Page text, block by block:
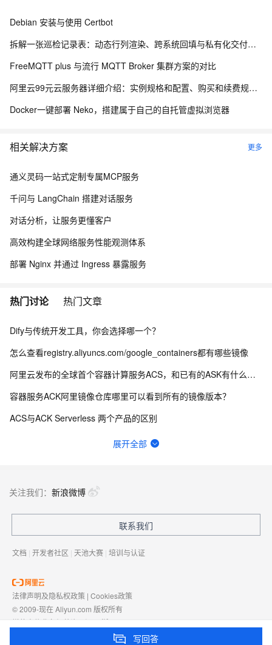
Debian 安装与使用 Certbot
拆解一张巡检记录表：动态行列渲染、跨系统回填与私有化交付的工程实践
FreeMQTT plus 与流行 MQTT Broker 集群方案的对比
阿里云99元云服务器详细介绍：实例规格和配置、购买和续费规则、适用场景解析
Docker一键部署 Neko，搭建属于自己的自托管虚拟浏览器
相关解决方案 更多
通义灵码一站式定制专属MCP服务
千问与 LangChain 搭建对话服务
对话分析，让服务更懂客户
高效构建全球网络服务性能观测体系
部署 Nginx 并通过 Ingress 暴露服务
热门讨论 热门文章
Dify与传统开发工具，你会选择哪一个？
怎么查看registry.aliyuncs.com/google_containers都有哪些镜像
阿里云发布的全球首个容器计算服务ACS，和已有的ASK有什么区别
容器服务ACK阿里镜像仓库哪里可以看到所有的镜像版本？
ACS与ACK Serverless 两个产品的区别
registry.aliyuncs.com/google_containers这个镜像仓库都有啥镜像
什么是aks，具体内容是什么？
展开全部
写回答
关注我们： 新浪微博
联系我们
文档 | 开发者社区 | 天池大赛 | 培训与认证
法律声明及隐私权政策 | Cookies政策
© 2009-现在 Aliyun.com 版权所有
增值电信业务经营许可证： 浙B2-20080101
浙D3-20210002